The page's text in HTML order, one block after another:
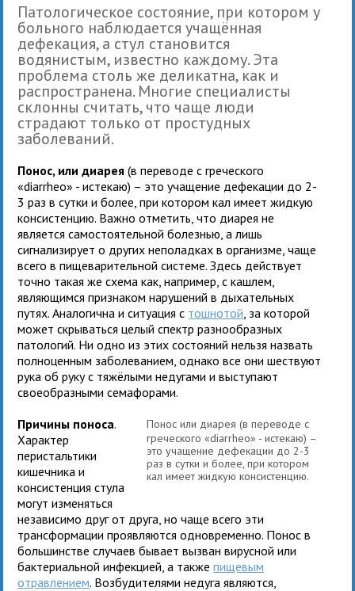
Патологическое состояние, при котором у
больного наблюдается учащённая
дефекация, а стул становится
водянистым, известно каждому. Эта
проблема столь же деликатна, как и
распространена. Многие специалисты
склонны считать, что чаще люди
страдают только от простудных
заболеваний.
Понос, или диарея(в переводе с греческого
«diarrheo» - истекаю) – это учащение дефекации до 2-
3 раз в сутки и более, при котором кал имеет жидкую
консистенцию. Важно отметить, что диарея не
является самостоятельной болезнью, а лишь
сигнализирует о других неполадках в организме, чаще
всего в пищеварительной системе. Здесь действует
точно такая же схема как, например, с кашлем,
являющимся признаком нарушений в дыхательных
путях. Аналогична и ситуация с тошнотой , за которой
может скрываться целый спектр разнообразных
патологий. Ни одно из этих состояний нельзя назвать
полноценным заболеванием, однако все они шествуют
рука об руку с тяжёлыми недугами и выступают
своеобразными семафорами.
Понос или диарея (в переводе с
греческого «diarrheo» - истекаю) –
это учащение дефекации до 2-3
раз в сутки и более, при котором
кал имеет жидкую консистенцию.
Причины поноса.
Характер
перистальтики
кишечника и
консистенция стула
могут изменяться
независимо друг от друга, но чаще всего эти
трансформации проявляются одновременно. Понос в
большинстве случаев бывает вызван вирусной или
бактериальной инфекцией, а такжепищевым
отравлением. Возбудителями недуга являются,